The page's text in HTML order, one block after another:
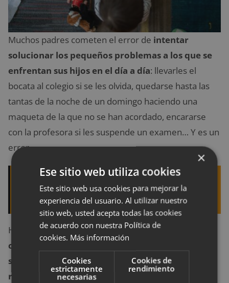
Muchos padres cometen el error de intentar
solucionar los pequeños problemas a los que se
enfrentan sus hijos en el día a día: llevarles el
bocata al colegio si se les olvida, quedarse hasta las
tantas de la noche de un domingo haciendo una
maqueta de la que no se han acordado, encararse
con la profesora si les suspende un examen… Y es un
error.
Ser madre, miedos y
expectativas que pueden surgir fácilmente
Haciendo esto,en lugar de ayudarles lo que
consigues es que se acostumbren a que les
saques las castañas del fuego y no aprendan a
responsabilizarse de sus propios actos
×
Ese sitio web utiliza cookies
Este sitio web usa cookies para mejorar la
experiencia del usuario. Al utilizar nuestro
sitio web, usted acepta todas las cookies
de acuerdo con nuestra Política de
cookies. Más información
Cookies
estrictamente
necesarias
Cookies de
rendimiento